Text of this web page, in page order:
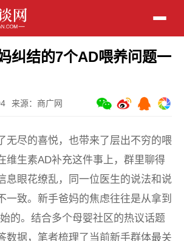
纠结的7个AD喂养问题一
来源：商广网
无尽的喜悦，也带来了层出不穷的喂
维生素AD补充这件事上，群里聊得
息眼花缭乱，同一位医生的说法和说
一致。新手爸妈的焦虑往往是从拿到
的。结合多个母婴社区的热议话题
数据，笔者梳理了当前新手群体最关